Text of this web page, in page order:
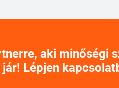
aki minőségi
jár! Lépjen